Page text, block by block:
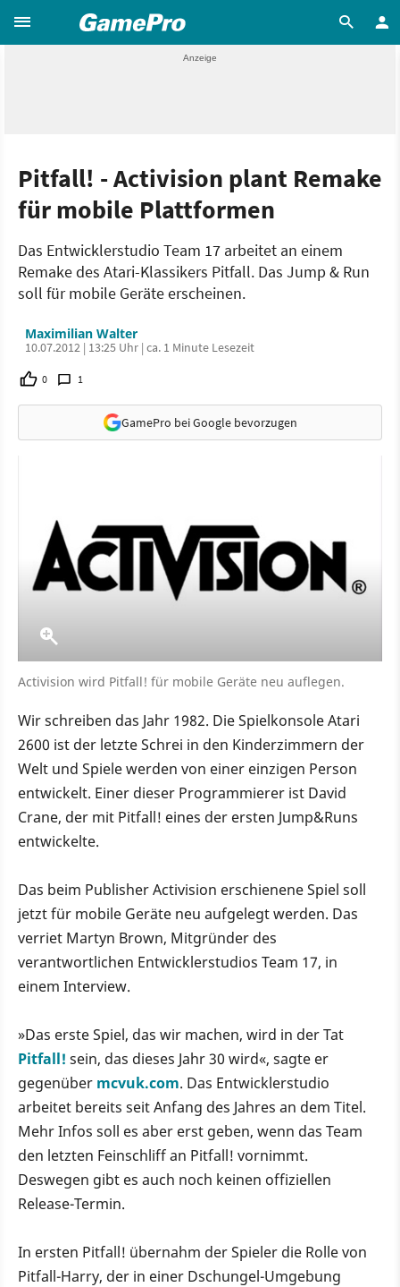
Pitfall! - Activision plant Remake
für mobile Plattformen
Das Entwicklerstudio Team 17 arbeitet an einem
Remake des Atari-Klassikers Pitfall. Das Jump & Run
soll für mobile Geräte erscheinen.
Maximilian Walter
10.07.2012 | 13:25 Uhr | ca. 1 Minute Lesezeit
0 1
GamePro bei Google bevorzugen
Activision wird Pitfall! für mobile Geräte neu auflegen.
Wir schreiben das Jahr 1982. Die Spielkonsole Atari
2600 ist der letzte Schrei in den Kinderzimmern der
Welt und Spiele werden von einer einzigen Person
entwickelt. Einer dieser Programmierer ist David
Crane, der mit Pitfall! eines der ersten Jump&Runs
entwickelte.
Das beim Publisher Activision erschienene Spiel soll
jetzt für mobile Geräte neu aufgelegt werden. Das
verriet Martyn Brown, Mitgründer des
verantwortlichen Entwicklerstudios Team 17, in
einem Interview.
»Das erste Spiel, das wir machen, wird in der Tat
Pitfall! sein, das dieses Jahr 30 wird«, sagte er
gegenüber mcvuk.com. Das Entwicklerstudio
arbeitet bereits seit Anfang des Jahres an dem Titel.
Mehr Infos soll es aber erst geben, wenn das Team
den letzten Feinschliff an Pitfall! vornimmt.
Deswegen gibt es auch noch keinen offiziellen
Release-Termin.
In ersten Pitfall! übernahm der Spieler die Rolle von
Pitfall-Harry, der in einer Dschungel-Umgebung